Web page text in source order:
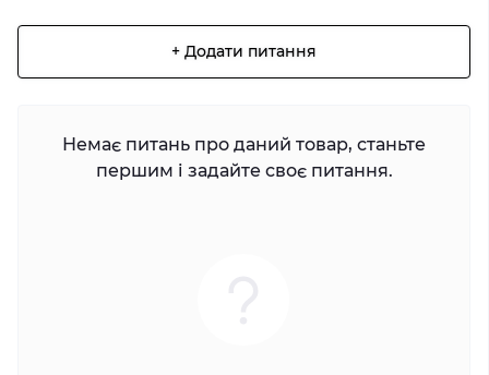
+ Додати питання
Немає питань про даний товар, станьте
першим і задайте своє питання.